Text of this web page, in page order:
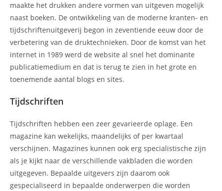
maakte het drukken andere vormen van uitgeven mogelijk
naast boeken. De ontwikkeling van de moderne kranten- en
tijdschriftenuitgeverij begon in zeventiende eeuw door de
verbetering van de druktechnieken. Door de komst van het
internet in 1989 werd de website al snel het dominante
publicatiemedium en dat is terug te zien in het grote en
toenemende aantal blogs en sites.
Tijdschriften
Tijdschriften hebben een zeer gevarieerde oplage. Een
magazine kan wekelijks, maandelijks of per kwartaal
verschijnen. Magazines kunnen ook erg specialistische zijn
als je kijkt naar de verschillende vakbladen die worden
uitgegeven. Bepaalde uitgevers zijn daarom ook
gespecialiseerd in bepaalde onderwerpen die worden